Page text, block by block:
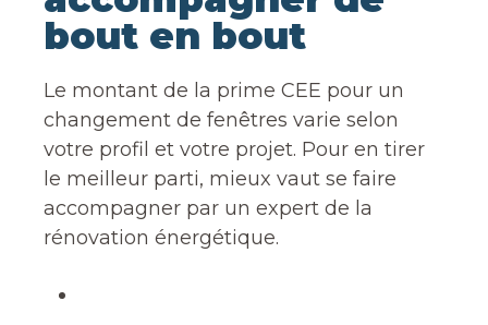
bout en bout
Le montant de la prime CEE pour un
changement de fenêtres varie selon
votre profil et votre projet. Pour en tirer
le meilleur parti, mieux vaut se faire
accompagner par un expert de la
rénovation énergétique.